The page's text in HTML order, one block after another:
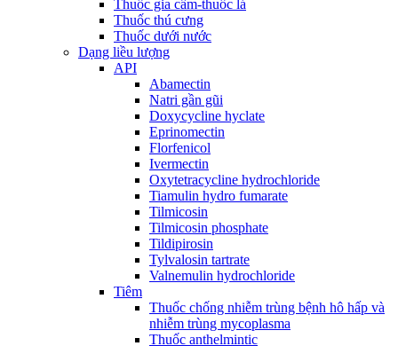
Thuốc gia cầm-thuốc lá
Thuốc thú cưng
Thuốc dưới nước
Dạng liều lượng
API
Abamectin
Natri gần gũi
Doxycycline hyclate
Eprinomectin
Florfenicol
Ivermectin
Oxytetracycline hydrochloride
Tiamulin hydro fumarate
Tilmicosin
Tilmicosin phosphate
Tildipirosin
Tylvalosin tartrate
Valnemulin hydrochloride
Tiêm
Thuốc chống nhiễm trùng bệnh hô hấp và
nhiễm trùng mycoplasma
Thuốc anthelmintic